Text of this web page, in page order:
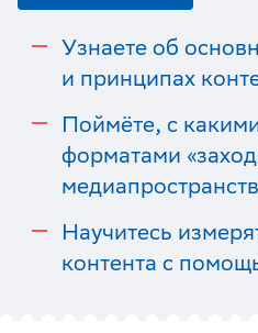
Узнаете об
и принципах
Поймёте, с
форматами
Научитесь
контента с